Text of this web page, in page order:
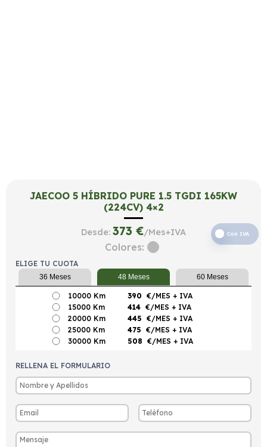
JAECOO 5 HÍBRIDO PURE 1.5 TGDI 165KW
(224CV) 4×2
Desde: 373 €/Mes+IVA Con IVA
Colores:
ELIGE TU CUOTA
36 Meses 48 Meses 60 Meses
10000 Km 390 €/MES + IVA
15000 Km
414 €/MES + IVA
20000 Km
445 €/MES + IVA
25000 Km
475 €/MES + IVA
30000 Km
508 €/MES + IVA
RELLENA EL FORMULARIO